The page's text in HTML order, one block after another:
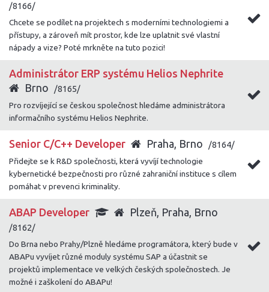
/8166/
Chcete se podílet na projektech s moderními technologiemi a
přístupy, a zároveň mít prostor, kde lze uplatnit své vlastní
nápady a vize? Poté mrkněte na tuto pozici!
Administrátor ERP systému Helios Nephrite
Brno
/8165/
Pro rozvíjející se českou společnost hledáme administrátora
informačního systému Helios Nephrite.
Senior C/C++ Developer Praha, Brno
/8164/
Přidejte se k R&D společnosti, která vyvíjí technologie
kybernetické bezpečnosti pro různé zahraniční instituce s cílem
pomáhat v prevenci kriminality.
ABAP Developer Plzeň, Praha, Brno
/8162/
Do Brna nebo Prahy/Plzně hledáme programátora, který bude v
ABAPu vyvíjet různé moduly systému SAP a účastnit se
projektů implementace ve velkých českých společnostech. Je
možné i zaškolení do ABAPu!